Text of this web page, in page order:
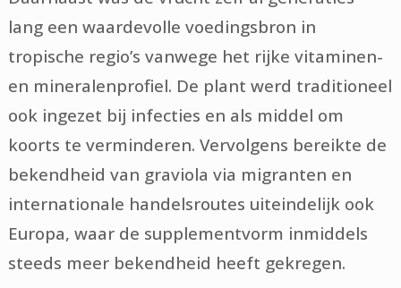
lang een waardevolle voedingsbron in
tropische regio’s vanwege het rijke vitaminen-
en mineralenprofiel. De plant werd traditioneel
ook ingezet bij infecties en als middel om
koorts te verminderen. Vervolgens bereikte de
bekendheid van graviola via migranten en
internationale handelsroutes uiteindelijk ook
Europa, waar de supplementvorm inmiddels
steeds meer bekendheid heeft gekregen.